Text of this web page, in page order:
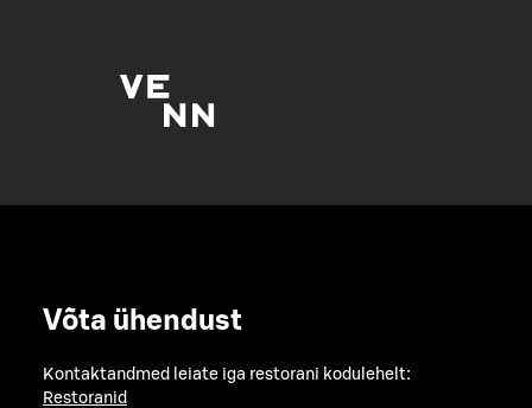
Võta ühendust
Kontaktandmed leiate iga restorani kodulehelt:
Restoranid